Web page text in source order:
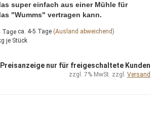
super einfach aus einer Mühle für
"Wumms" vertragen kann.
ca. 4-5 Tage (Ausland abweichend)
je Stück
Preisanzeige nur für freigeschaltete Kunden
zzgl. 7% MwSt. zzgl. Versand